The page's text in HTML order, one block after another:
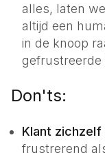
alles, laten
altijd een
in de knoop
gefrustreerde
Don'ts:
Klant zichzelf
frustrerend